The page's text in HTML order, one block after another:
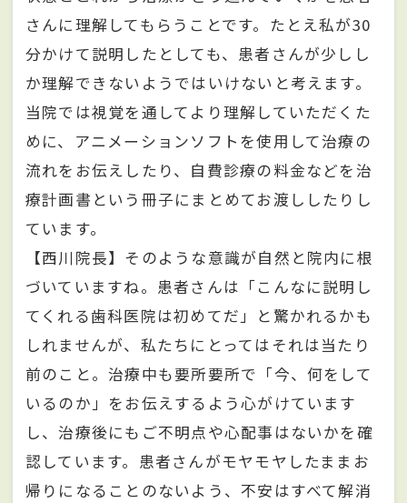
さんに理解してもらうことです。たとえ私が30
分かけて説明したとしても、患者さんが少しし
か理解できないようではいけないと考えます。
当院では視覚を通してより理解していただくた
めに、アニメーションソフトを使用して治療の
流れをお伝えしたり、自費診療の料金などを治
療計画書という冊子にまとめてお渡ししたりし
ています。
【西川院長】そのような意識が自然と院内に根
づいていますね。患者さんは「こんなに説明し
てくれる歯科医院は初めてだ」と驚かれるかも
しれませんが、私たちにとってはそれは当たり
前のこと。治療中も要所要所で「今、何をして
いるのか」をお伝えするよう心がけています
し、治療後にもご不明点や心配事はないかを確
認しています。患者さんがモヤモヤしたままお
帰りになることのないよう、不安はすべて解消